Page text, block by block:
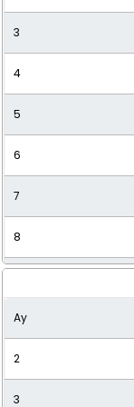
12
3
4
5
6
7
8
10
11
12
Ay
2
3